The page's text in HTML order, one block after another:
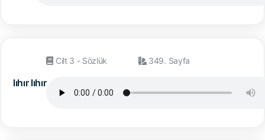
lıhır lıhır
Cilt 3 - Sözlük 349. Sayfa